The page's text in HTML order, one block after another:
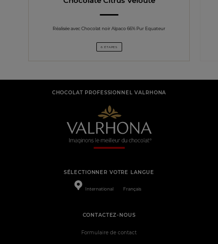
Réalisée avec Chocolat noir Alpaco 66% Pur Equateur
6 ÉTAPES
CHOCOLAT PROFESSIONNEL VALRHONA
SÉLECTIONNER VOTRE LANGUE
International Français
CONTACTEZ-NOUS
Formulaire de contact